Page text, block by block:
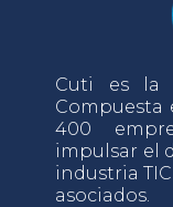
Cuti es la
Compuesta
400
impulsar el
industria
asociados.